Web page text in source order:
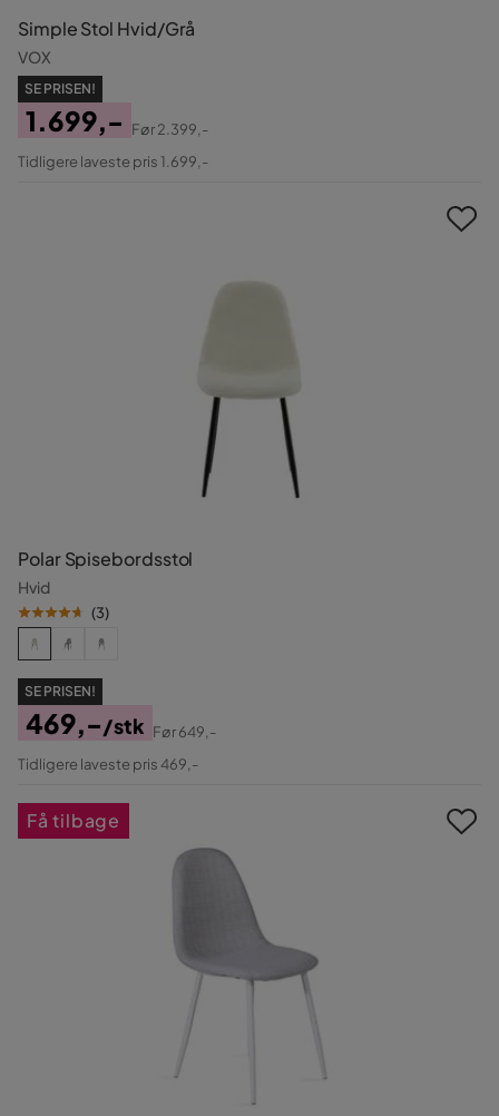
Simple Stol Hvid/Grå
VOX
SE PRISEN!
Pris
1.699,-
Original
Før2.399,-
Tidligere laveste pris 1.699,-
Polar Spisebordsstol
Hvid
(3)
SE PRISEN!
Pris
469,-/stk
Original
Før649,-
Tidligere laveste pris 469,-
Få tilbage